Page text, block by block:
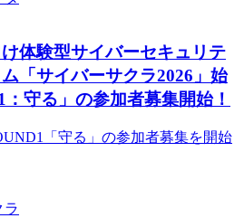
体験型サイバーセキュリテ
「サイバーサクラ2026」始
守る」の参加者募集開始！
「守る」の参加者募集を開始
ラ